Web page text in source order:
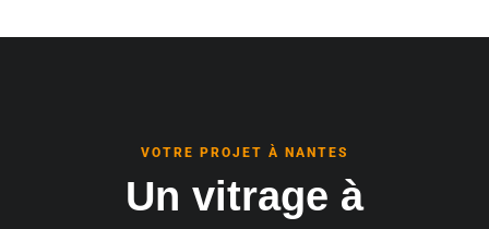
VOTRE PROJET À NANTES
Un vitrage à